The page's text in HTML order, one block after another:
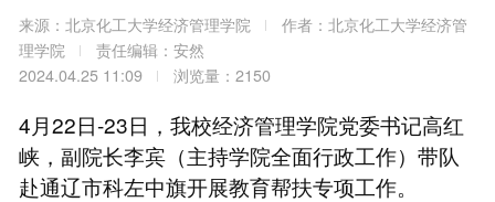
来源：北京化工大学经济管理学院
作者：北京化工大学经济管
理学院
责任编辑：安然
2024.04.25 11:09
浏览量：2150
4月22日-23日，我校经济管理学院党委书记高红
峡，副院长李宾（主持学院全面行政工作）带队
赴通辽市科左中旗开展教育帮扶专项工作。